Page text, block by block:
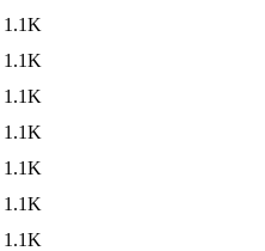
1.1K
1.1K
1.1K
1.1K
1.1K
1.1K
1.1K